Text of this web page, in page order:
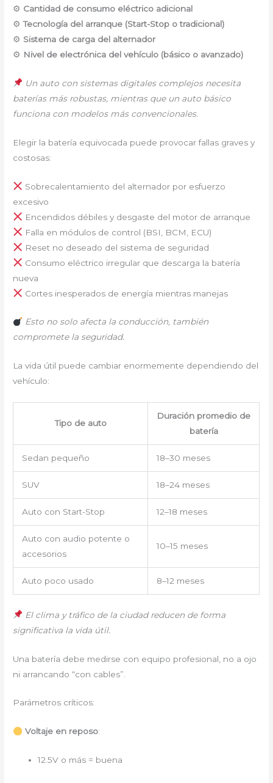
⚙ Cantidad de consumo eléctrico adicional
⚙Tecnología del arranque (Start-Stop o tradicional)
⚙ Sistema de carga del alternador
⚙ Nivel de electrónica del vehículo (básico o avanzado)
Un auto con sistemas digitales complejos necesita
baterías más robustas, mientras que un auto básico
funciona con modelos más convencionales.
Elegir la batería equivocada puede provocar fallas graves y
costosas:
Sobrecalentamiento del alternador por esfuerzo
excesivo
Encendidos débiles y desgaste del motor de arranque
Falla en módulos de control (BSI, BCM, ECU)
Reset no deseado del sistema de seguridad
Consumo eléctrico irregular que descarga la batería
nueva
Cortes inesperados de energía mientras manejas
Esto no solo afecta la conducción, también
compromete la seguridad.
La vida útil puede cambiar enormemente dependiendo del
vehículo:
Tipo de auto
Duración promedio de
batería
Sedan pequeño 18–30 meses
SUV 18–24 meses
Auto con Start-Stop 12–18 meses
Auto con audio potente o
accesorios
10–15 meses
Auto poco usado 8–12 meses
El clima y tráfico de la ciudad reducen de forma
significativa la vida útil.
Una batería debe medirse con equipo profesional, no a ojo
ni arrancando “con cables”.
Parámetros críticos:
Voltaje en reposo:
12.5V o más = buena